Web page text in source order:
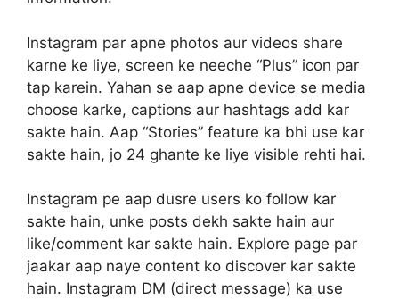
Instagram par apne photos aur videos share
karne ke liye, screen ke neeche “Plus” icon par
tap karein. Yahan se aap apne device se media
choose karke, captions aur hashtags add kar
sakte hain. Aap “Stories” feature ka bhi use kar
sakte hain, jo 24 ghante ke liye visible rehti hai.
Instagram pe aap dusre users ko follow kar
sakte hain, unke posts dekh sakte hain aur
like/comment kar sakte hain. Explore page par
jaakar aap naye content ko discover kar sakte
hain. Instagram DM (direct message) ka use